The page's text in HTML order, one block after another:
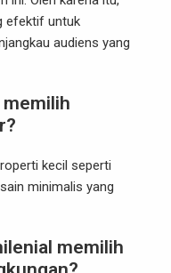
efektif untuk
audiens yang
memilih
kecil seperti
minimalis yang
memilih